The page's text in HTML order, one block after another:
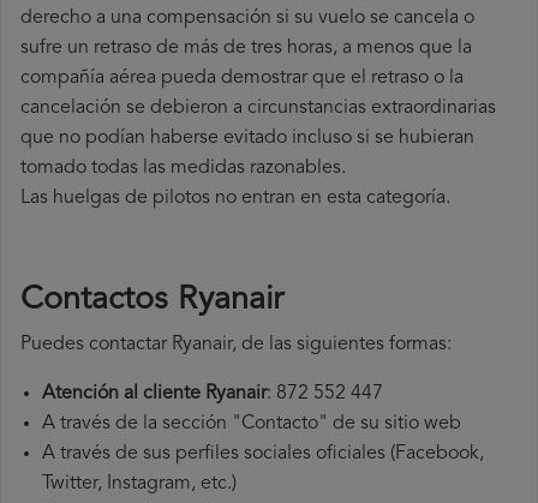
derecho a una compensación si su vuelo se cancela o
sufre un retraso de más de tres horas, a menos que la
compañía aérea pueda demostrar que el retraso o la
cancelación se debieron a circunstancias extraordinarias
que no podían haberse evitado incluso si se hubieran
tomado todas las medidas razonables.
Las huelgas de pilotos no entran en esta categoría.
Contactos Ryanair
Puedes contactar Ryanair, de las siguientes formas:
Atención al cliente Ryanair: 872 552 447
A través de la sección "Contacto" de su sitio web
A través de sus perfiles sociales oficiales (Facebook,
Twitter, Instagram, etc.)